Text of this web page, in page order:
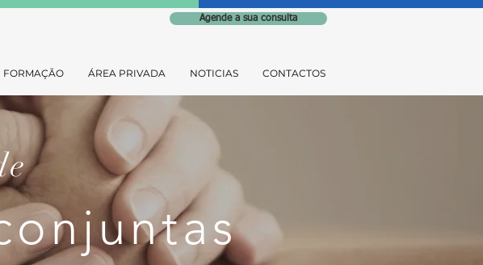
Agende a sua consulta
FORMAÇÃO ÁREA PRIVADA NOTICIAS CONTACTOS